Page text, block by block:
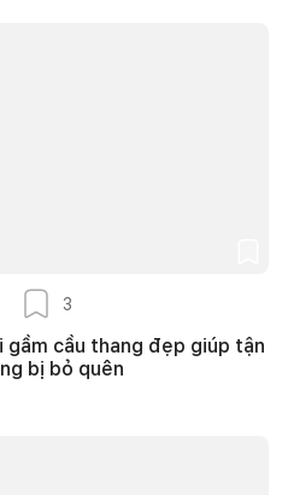
3
cầu thang đẹp giúp tận
bị bỏ quên